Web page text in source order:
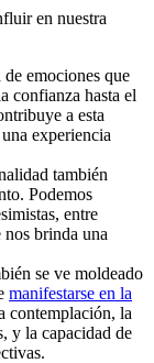
en nuestra
emociones que
confianza hasta el
a esta
experiencia
también
Podemos
entre
brinda una
se ve moldeado
manifestarse en la
contemplación, la
y la capacidad de